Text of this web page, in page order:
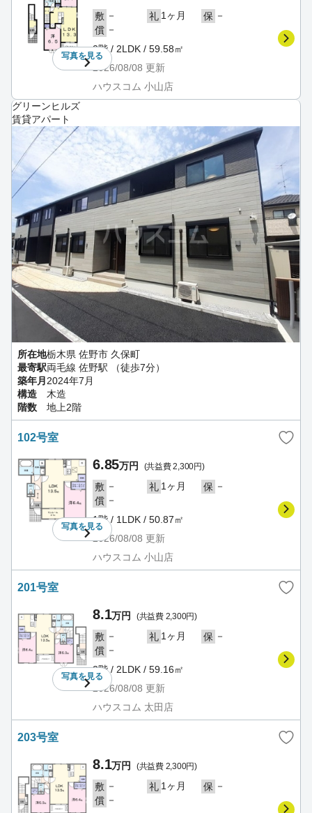
写真を見る
敷 － 礼 1ヶ月 保 －
償 －
2階 / 2LDK / 59.58㎡
2026/08/08 更新
ハウスコム 小山店
グリーンヒルズ
賃貸アパート
所在地栃木県 佐野市 久保町
最寄駅両毛線 佐野駅 （徒歩7分）
築年月 2024年7月
構造
木造
階数
地上2階
102号室
写真を見る
6.85万円 (共益費 2,300円)
敷 － 礼 1ヶ月 保 －
償 －
1階 / 1LDK / 50.87㎡
2026/08/08 更新
ハウスコム 小山店
201号室
写真を見る
8.1万円 (共益費 2,300円)
敷 － 礼 1ヶ月 保 －
償 －
2階 / 2LDK / 59.16㎡
2026/08/08 更新
ハウスコム 太田店
203号室
8.1万円 (共益費 2,300円)
敷 － 礼 1ヶ月 保 －
償 －